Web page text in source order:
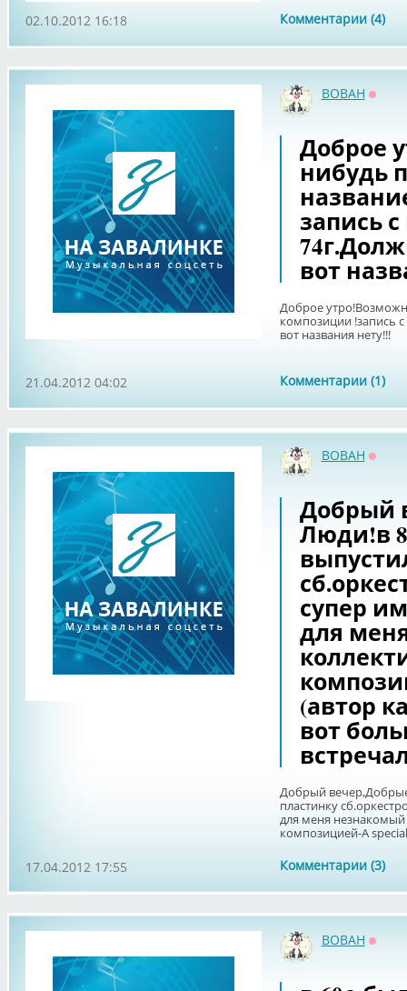
Комментарии (4)
02.10.2012 16:18
BOBAH
Доброе
нибудь
запись
вот
Доброе
композиции !запись
вот названия нету!!!
Комментарии (1)
21.04.2012 04:02
BOBAH
Добрый
Люди!в
супер
для
(автор
вот
Добрый
пластинку
для меня незнакомый
композицией-A
Комментарии (3)
17.04.2012 17:55
BOBAH